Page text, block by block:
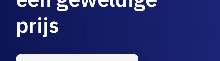
prijs